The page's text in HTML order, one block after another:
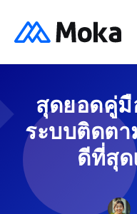
สุดยอดคู่มื
ระบบติดต
ดีที่สุด